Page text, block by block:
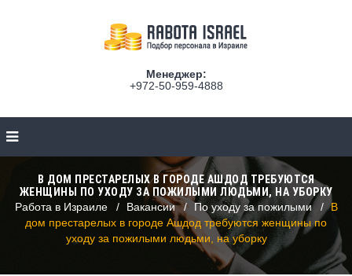
Менеджер:
+972-50-959-4888
В ДОМ ПРЕСТАРЕЛЫХ В ГОРОДЕ АШДОД ТРЕБУЮТСЯ
ЖЕНЩИНЫ ПО УХОДУ ЗА ПОЖИЛЫМИ ЛЮДЬМИ, НА УБОРКУ
Работа в Израиле
Вакансии По уходу за пожилыми
В
дом престарелых в городе Ашдод требуются женщины по
уходу за пожилыми людьми, на уборку